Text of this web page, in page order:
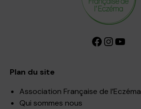
Facebook InstagramYouTube
Plan du site
Association Française de l’Eczéma
Qui sommes nous